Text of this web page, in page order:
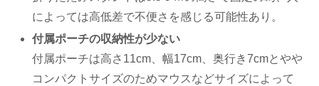
によっては高低差で不便さを感じる可能性あり。
付属ポーチの収納性が少ない
付属ポーチは高さ11cm、幅17cm、奥行き7cmとやや
コンパクトサイズのためマウスなどサイズによって